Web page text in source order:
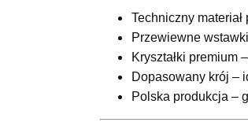
Techniczny
Przewiewne
Kryształki premium
Dopasowany krój –
Polska produkcja –